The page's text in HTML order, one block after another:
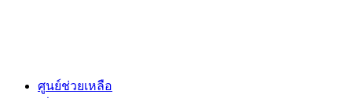
ศูนย์ช่วยเหลือ